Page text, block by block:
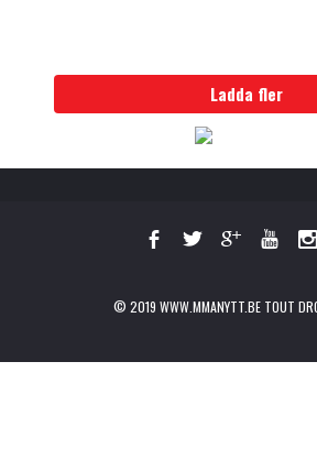
Ladda fler
© 2019 WWW.MMANYTT.BE TOUT